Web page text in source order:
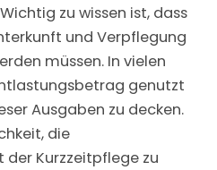
zu wissen ist, dass
und Verpflegung
müssen. In vielen
genutzt
Ausgaben zu decken.
die
Kurzzeitpflege zu